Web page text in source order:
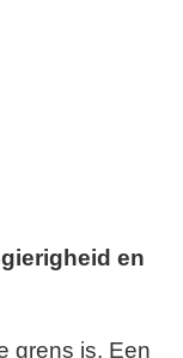
en
grens is. Een